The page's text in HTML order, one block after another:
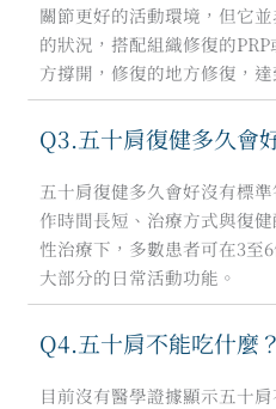
關節更好的活動環境，但它
的狀況，搭配組織修復的
方撐開，修復的地方修復，達
Q3.五十肩復健多久會
五十肩復健多久會好沒有標
作時間長短、治療方式與復
性治療下，多數患者可在3至
大部分的日常活動功能。
Q4.五十肩不能吃什麼
目前沒有醫學證據顯示五十